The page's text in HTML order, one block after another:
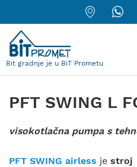
Bit gradnje je u BiT Prometu
PFT SWING L
visokotlačna pumpa s
PFT SWING airless je stroj